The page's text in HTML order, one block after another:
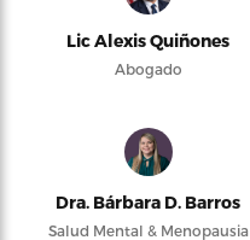
Lic Alexis Quiñones
Abogado
Dra. Bárbara D. Barros
Salud Mental & Menopausia